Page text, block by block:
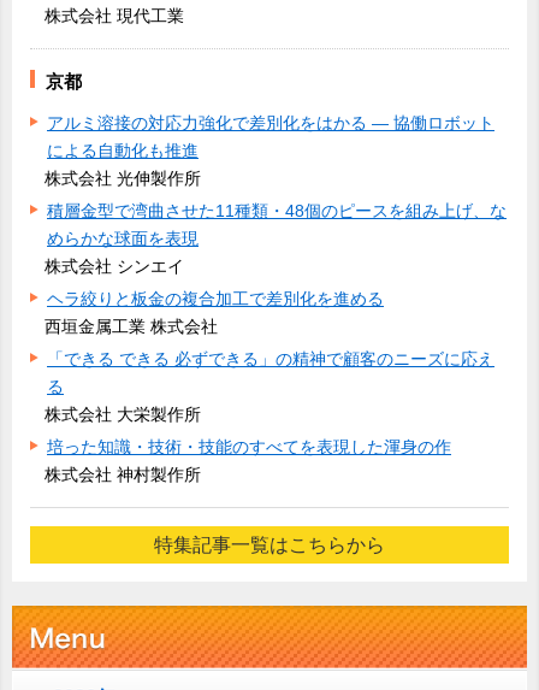
株式会社 現代工業
京都
アルミ溶接の対応力強化で差別化をはかる ― 協働ロボット
による自動化も推進
株式会社 光伸製作所
積層金型で湾曲させた11種類・48個のピースを組み上げ、な
めらかな球面を表現
株式会社 シンエイ
ヘラ絞りと板金の複合加工で差別化を進める
西垣金属工業 株式会社
「できる できる 必ずできる」の精神で顧客のニーズに応え
る
株式会社 大栄製作所
培った知識・技術・技能のすべてを表現した渾身の作
株式会社 神村製作所
特集記事一覧はこちらから